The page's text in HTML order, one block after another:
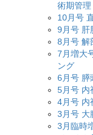
術期管理
10月号
9月号 肝
8月号 解
7月増大
ング
6月号 膵
5月号 内
4月号 内
3月号 大
3月臨時